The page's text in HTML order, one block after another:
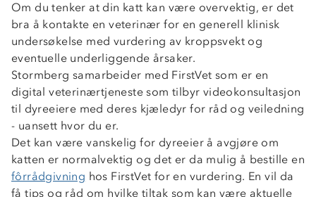
Om du tenker at din katt kan være overvektig, er det
bra å kontakte en veterinær for en generell klinisk
undersøkelse med vurdering av kroppsvekt og
eventuelle underliggende årsaker.
Stormberg samarbeider med FirstVet som er en
digital veterinærtjeneste som tilbyr videokonsultasjon
til dyreeiere med deres kjæledyr for råd og veiledning
- uansett hvor du er.
Det kan være vanskelig for dyreeier å avgjøre om
katten er normalvektig og det er da mulig å bestille en
fôrrådgivning hos FirstVet for en vurdering. En vil da
få tips og råd om hvilke tiltak som kan være aktuelle
Kundeservice
Kontakt oss
Konkurransevinnere
Kundeklubb
Om Stormberg
Verdigrunnlag
Klima og miljø
Etisk handel
Dyreetikk
1% til samfunnet
Inkludering
Trelagsprinsippet barn
Alt du trenger til Norgesferien
Dette trenger du til barnehagen
Gravidklær